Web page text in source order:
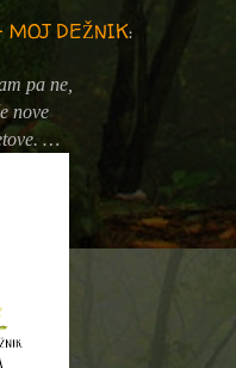
DEŽNIK:
pa ne,
nove
…